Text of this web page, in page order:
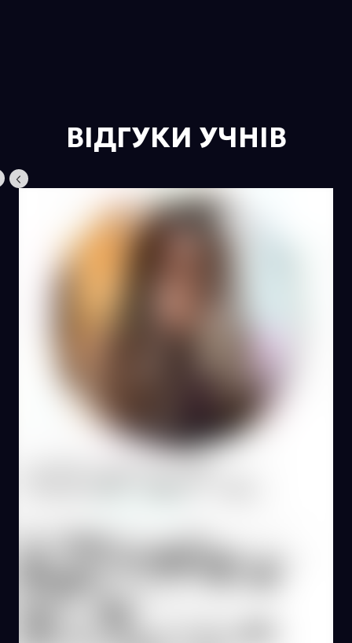
ВІДГУКИ УЧНІВ